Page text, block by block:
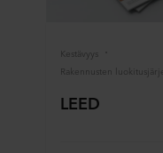
Kestävyys
Rakennusten
LEED